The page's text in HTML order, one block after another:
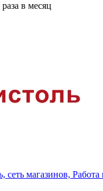
в месяц
сеть магазинов, Работа